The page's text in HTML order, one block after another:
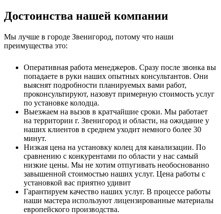
Достоинства нашей компании
Мы лучше в городе Звенигород, потому что наши
преимущества это:
Оперативная работа менеджеров. Сразу после звонка вы
попадаете в руки наших опытных консультантов. Они
выяснят подробности планируемых вами работ,
проконсультируют, назовут примерную стоимость услуг
по установке колодца.
Выезжаем на вызов в кратчайшие сроки. Мы работает
на территории г. Звенигород и области, на ожидание у
наших клиентов в среднем уходит немного более 30
минут.
Низкая цена на установку колец для канализации. По
сравнению с конкурентами по области у нас самый
низкие цены. Мы не хотим отпугивать необоснованно
завышенной стоимостью наших услуг. Цена работы с
установкой вас приятно удивит
Гарантируем качество наших услуг. В процессе работы
наши мастера используют лицензированные материалы
европейского производства.